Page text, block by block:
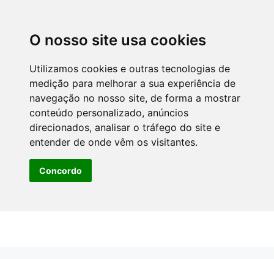
O nosso site usa cookies
Utilizamos cookies e outras tecnologias de
medição para melhorar a sua experiência de
navegação no nosso site, de forma a mostrar
conteúdo personalizado, anúncios
direcionados, analisar o tráfego do site e
entender de onde vêm os visitantes.
Concordo